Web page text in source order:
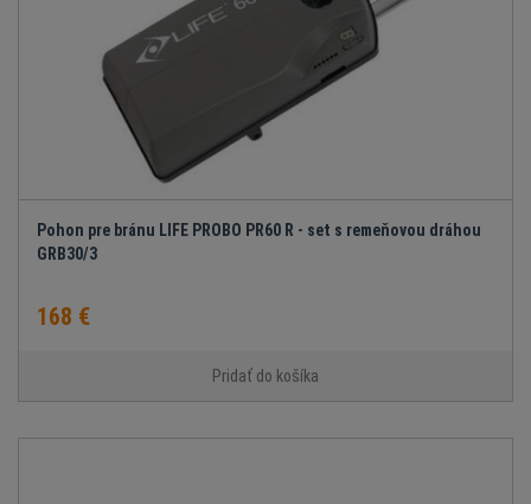
Pohon pre bránu LIFE PROBO PR60 R - set s remeňovou dráhou
GRB30/3
168 €
Pridať do košíka